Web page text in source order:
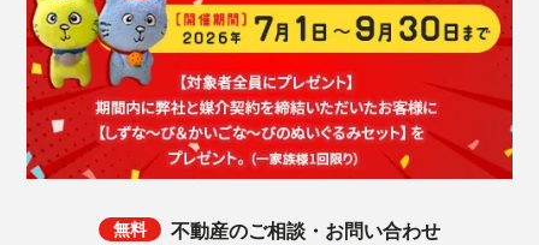
不動産のご相談・お問い合わせ